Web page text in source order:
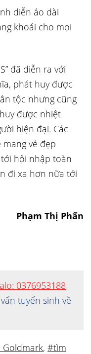
diễn áo dài
khoái cho mọi
đã diễn ra với
phát huy được
tộc nhưng cũng
được nhiệt
hiện đại. Các
mang vẻ đẹp
hội nhập toàn
đi xa hơn nữa tới
Phạm Thị Phấn
0376953188
tuyển sinh về
, #tìm